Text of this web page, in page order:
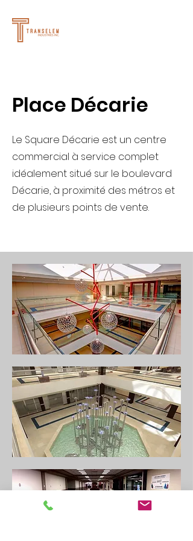
Place Décarie
Le Square Décarie est un centre
commercial à service complet
idéalement situé sur le boulevard
Décarie, à proximité des métros et
de plusieurs points de vente.